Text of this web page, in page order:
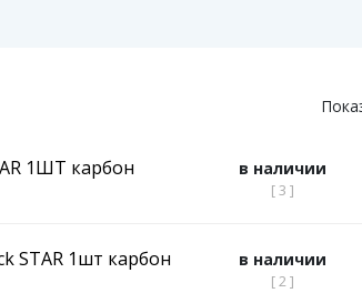
1ШТ карбон в наличии
[ 3 ]
STAR 1шт карбон в наличии
[ 2 ]